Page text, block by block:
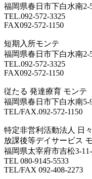
福岡県春日市下白水南2-
TEL.092-572-3325
FAX092-572-1150
短期入所モンテ
福岡県春日市下白水南2-
TEL.092-572-3325
FAX092-572-1150
従たる 発達療育 モンテ
福岡県春日市下白水南5-
TEL/FAX.092-572-1150
特定非営利活動法人 日
放課後等デイサービス
福岡県太宰府市吉松3-
TEL 080-9145-5533
TEL/FAX 092-408-2273